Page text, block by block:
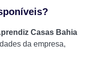
Casas Bahia
da empresa,